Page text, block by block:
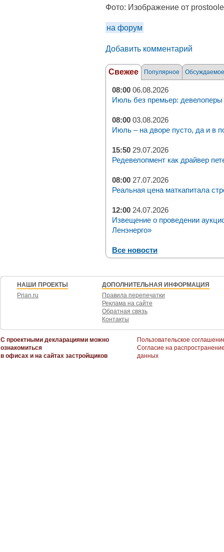
Фото: Изображение от
на форум
Добавить комментарий
Свежее Популярное Обсуждаемое
08:00 06.08.2026
Июль без премьер: девелоперы
08:00 03.08.2026
Июль – на дворе пусто, да и в
15:50 29.07.2026
Редевелопмент как драйвер
08:00 27.07.2026
Реальная цена маткапитала
12:00 24.07.2026
Извещение о проведении
Ленэнерго»
Все новости
НАШИ ПРОЕКТЫ
Prian.ru
ДОПОЛНИТЕЛЬНАЯ ИНФОРМАЦИЯ
Правила перепечатки
Реклама на сайте
Обратная связь
Контакты
С проектными декларациями можно
ознакомиться
в офисах и на сайтах застройщиков
Пользовательское
Согласие на
данных